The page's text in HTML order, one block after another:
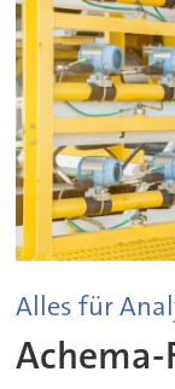
Alles für